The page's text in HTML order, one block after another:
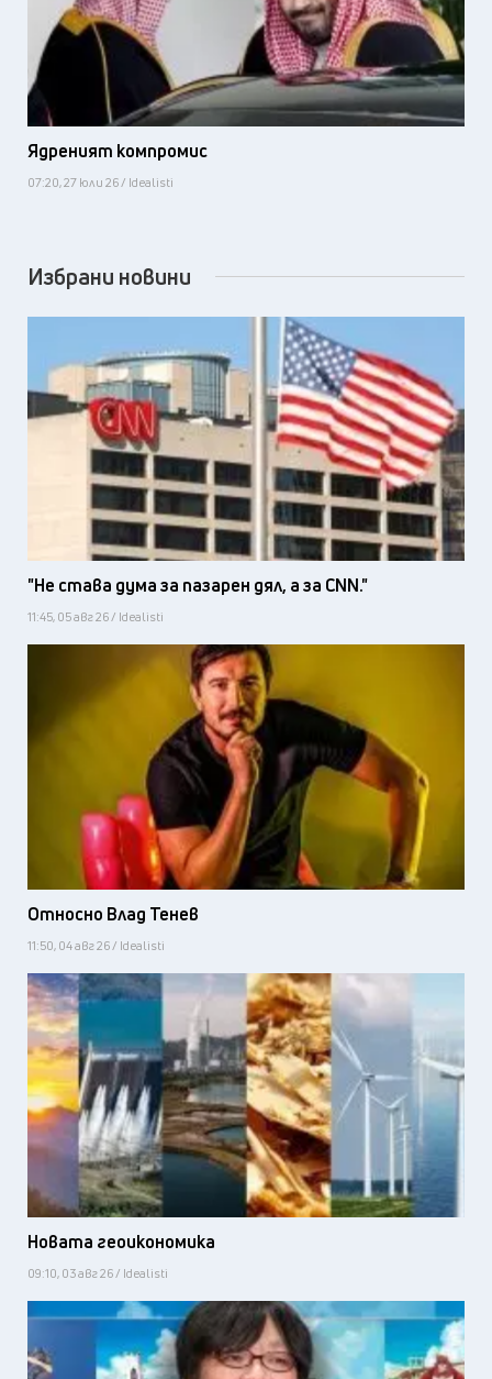
Ядреният компромис
07:20, 27 юли 26 / Idealisti
Избрани новини
"Не става дума за пазарен дял, а за CNN."
11:45, 05 авг 26 / Idealisti
Относно Влад Тенев
11:50, 04 авг 26 / Idealisti
Новата геоикономика
09:10, 03 авг 26 / Idealisti